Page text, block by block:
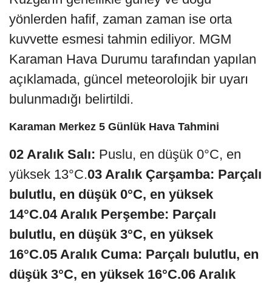
yönlerden hafif, zaman zaman ise orta
kuvvette esmesi tahmin ediliyor. MGM
Karaman Hava Durumu tarafından yapılan
açıklamada, güncel meteorolojik bir uyarı
bulunmadığı belirtildi.
Karaman Merkez 5 Günlük Hava Tahmini
02 Aralık Salı: Puslu, en düşük 0°C, en
yüksek 13°C.03 Aralık Çarşamba: Parçalı
bulutlu, en düşük 0°C, en yüksek
14°C.04 Aralık Perşembe: Parçalı
bulutlu, en düşük 3°C, en yüksek
16°C.05 Aralık Cuma: Parçalı bulutlu, en
düşük 3°C, en yüksek 16°C.06 Aralık